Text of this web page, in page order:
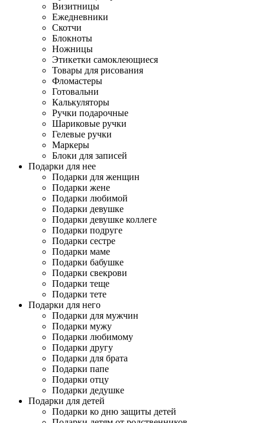
Визитницы
Ежедневники
Скотчи
Блокноты
Ножницы
Этикетки самоклеющиеся
Товары для рисования
Фломастеры
Готовальни
Калькуляторы
Ручки подарочные
Шариковые ручки
Гелевые ручки
Маркеры
Блоки для записей
Подарки для нее
Подарки для женщин
Подарки жене
Подарки любимой
Подарки девушке
Подарки девушке коллеге
Подарки подруге
Подарки сестре
Подарки маме
Подарки бабушке
Подарки свекрови
Подарки теще
Подарки тете
Подарки для него
Подарки для мужчин
Подарки мужу
Подарки любимому
Подарки другу
Подарки для брата
Подарки папе
Подарки отцу
Подарки дедушке
Подарки для детей
Подарки ко дню защиты детей